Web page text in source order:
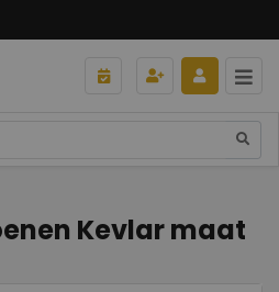
Kevlar maat